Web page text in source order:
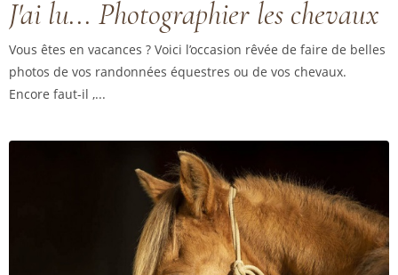
J'ai lu... Photographier les chevaux
Vous êtes en vacances ? Voici l’occasion rêvée de faire de belles
photos de vos randonnées équestres ou de vos chevaux.
Encore faut-il ,...